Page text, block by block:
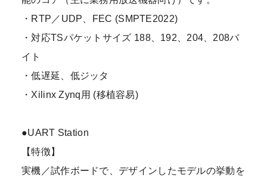
・RTP／UDP、FEC (SMPTE2022)
・対応TSパケットサイズ 188、192、204、208バ
イト
・低遅延、低ジッタ
・Xilinx Zynq用 (移植容易)
●UART Station
【特徴】
実機／試作ボードで、デザインしたモデルの挙動を